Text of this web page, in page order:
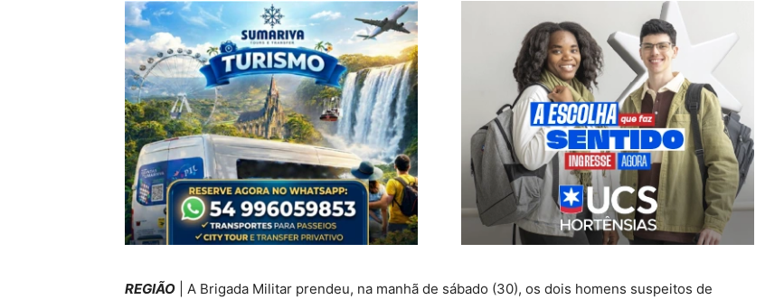
REGIÃO | A Brigada Militar prendeu, na manhã de sábado (30), os dois homens suspeitos de